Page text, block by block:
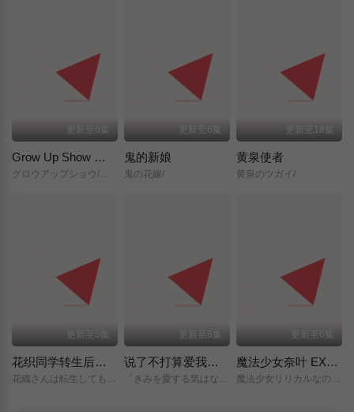
更新至6集
Grow Up Show ～向日葵马戏团～
グロウアップショウ/～ひまわりのサーカス団～/
更新至6集
鬼的新娘
鬼の花嫁/
更新至18集
黄泉使者
黄泉のツガイ/
更新至5集
花织同学转生后还是想干架
花織さんは転生しても喧嘩がしたい/
更新至6集
说了不打算爱我的公爵继承人，不知为何对我宠爱有加
「きみを愛する気はない」と言った次期公爵様がなぜか溺愛してきます/
更新至6集
魔法少女奈叶 EXCEEDS Gun Blaze Vengeance
魔法少女リリカルなのは/EXCEEDS/Gun/Blaze/Vengeance/